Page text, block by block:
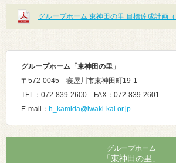
グループホーム 東神田の里 目標達成計画（
グループホーム「東神田の里 」
〒572-0045 寝屋川市東神田町19-1
TEL：072-839-2600 FAX：072-839-2601
E-mail： h_kamida@iwaki-kai.or.jp
グループホーム
「東神田の里」